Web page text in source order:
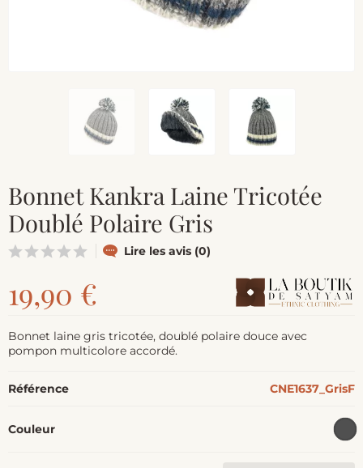
Bonnet Kankra Laine Tricotée
Doublé Polaire Gris
Lire les avis (0)
19,90 €
Bonnet laine gris tricotée, doublé polaire douce avec
pompon multicolore accordé.
Référence CNE1637_GrisF
Couleur